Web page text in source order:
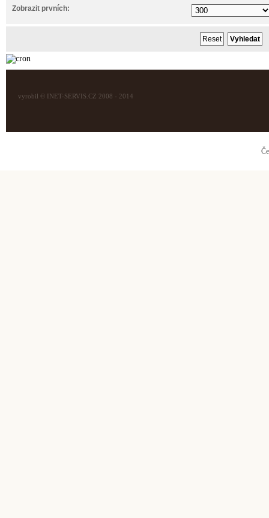
Zobrazit prvních:
vyrobil © INET-SERVIS.CZ 2008 - 2014